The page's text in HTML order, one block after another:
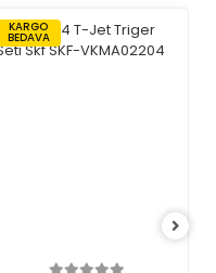
KARGO
BEDAVA